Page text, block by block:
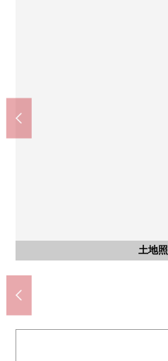
土地
土地
土地
土地
土地
土地
土地
土地
土地
含有前面道
含有前面道
對象地越過了
土地
土地
土地
含有前面道
土地
土地
土地
土地
含有前面道
對象地越過
含有前面道
土地
與鄰接地的境界部
含有前面道
土地
土地
土地
土地
土地
土地
含有前面道
含有前面道
含有前面道
含有前面道
土地
土地
土地
土地
土地
土地
土地
土地